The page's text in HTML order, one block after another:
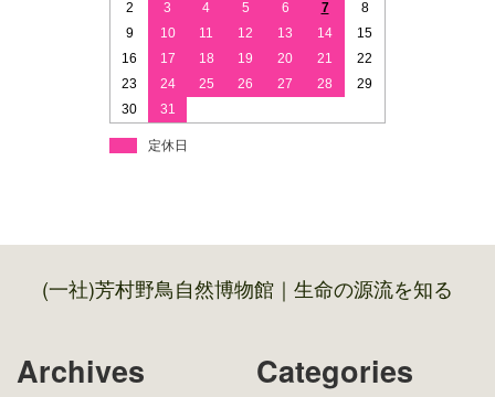
2
3 4 5 6 7
8
9
10 11 12 13 14
15
16
17 18 19 20 21
22
23
24 25 26 27 28
29
30
31
定休日
(一社)芳村野鳥自然博物館｜生命の源流を知る
Archives Categories